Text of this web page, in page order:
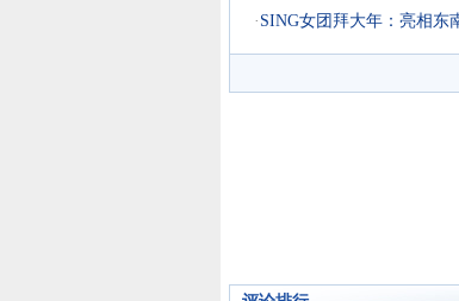
· SING女团拜大年：亮相东